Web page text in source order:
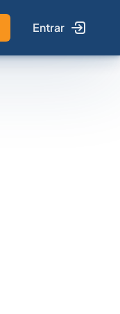
Entrar